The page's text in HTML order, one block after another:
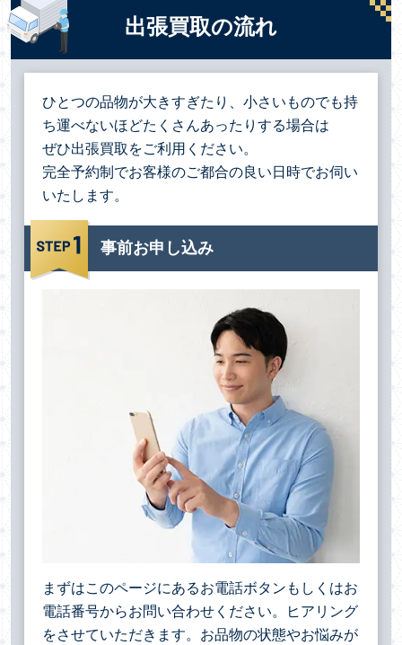
出張買取の流れ
ひとつの品物が大きすぎたり、小さいものでも持
ち運べないほどたくさんあったりする場合は
ぜひ出張買取をご利用ください。
完全予約制でお客様のご都合の良い日時でお伺い
いたします。
事前お申し込み
まずはこのページにあるお電話ボタンもしくはお
電話番号からお問い合わせください。ヒアリング
をさせていただきます。お品物の状態やお悩みが